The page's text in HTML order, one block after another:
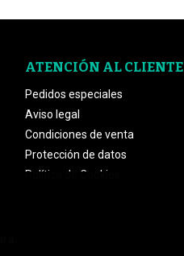
ATENCIÓN AL CLIENTE
Pedidos especiales
Aviso legal
Condiciones de venta
Protección de datos
Política de Cookies